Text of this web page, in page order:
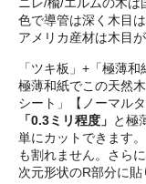
色で導管は深く木目
アメリカ産材は木目
「ツキ板」+「極薄
極薄和紙でこの天然
シート」【ノーマル
「0.3ミリ程度」 と極
単にカットできます
も割れません。さら
次元形状のR部分に貼